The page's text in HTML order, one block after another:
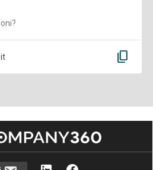
content_copy